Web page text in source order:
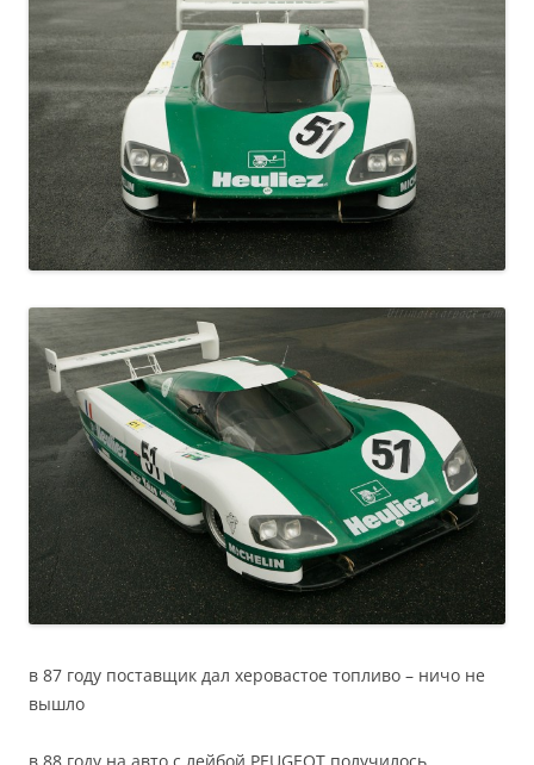
в 87 году поставщик дал херовастое топливо – ничо не
вышло